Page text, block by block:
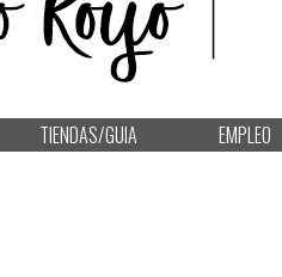
TIENDAS/GUIA EMPLEO